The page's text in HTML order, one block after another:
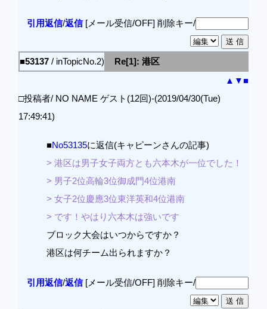
引用返信/返信[メール受信/OFF] 削除キー/
■53137 / inTopicNo.2)
Re[1]: 港区
▲ ▼■
□投稿者/ NO NAME ゲスト(12回)-(2019/04/30(Tue)
17:49:41)
■No53135に返信(キャピーンさんの記事)
> 港区は男子女子両方とも六本木が一位でした！
> 男子2位高輪3位御成門4位港南
> 女子2位慶應3位東洋英和4位港南
> です！やはり六本木は強いです
ブロック大会はいつからですか？
港区は何チーム出られますか？
引用返信/返信[メール受信/OFF] 削除キー/